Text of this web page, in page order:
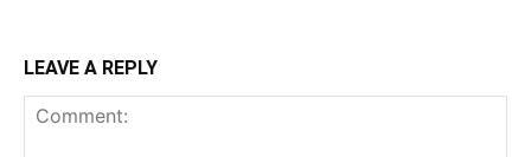
LEAVE A REPLY